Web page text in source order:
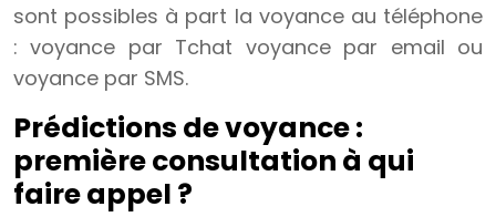
sont possibles à part la voyance au téléphone
: voyance par Tchat voyance par email ou
voyance par SMS.
Prédictions de voyance :
première consultation à qui
faire appel ?